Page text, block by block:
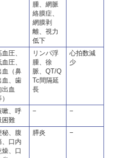
腫、網脈
絡膜症、
網膜剥
離、視力
低下
圧、
圧、
血（鼻
血、歯
出血
リンパ浮
腫、徐
脈、QT/Q
Tc間隔延
長
心拍数減
少
嗽、呼
困難
− −
秘、腹
、口内
燥、口
膵炎 −